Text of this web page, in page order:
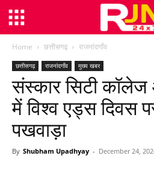
Home छत्तीसगढ़ राजनांदगाँव
छत्तीसगढ़ राजनांदगाँव मुख्य खबर
संस्कार सिटी
में विश्व एड्स दिवस
पखवाड़ा
By Shubham Upadhyay - December 24,